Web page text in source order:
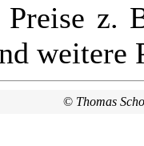
Preise z.
weitere
© Thomas